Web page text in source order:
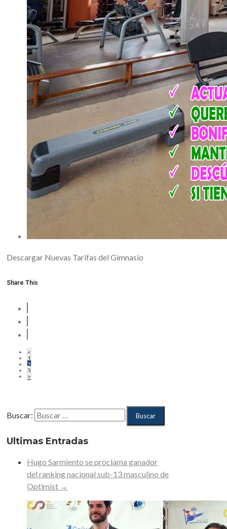
Descargar Nuevas Tarifas del Gimnasio
Share This
<
1
2
3
>
Buscar:
Ultimas Entradas
Hugo Sarmiento se proclama ganador
del ranking nacional sub-13 masculino de
Optimist →